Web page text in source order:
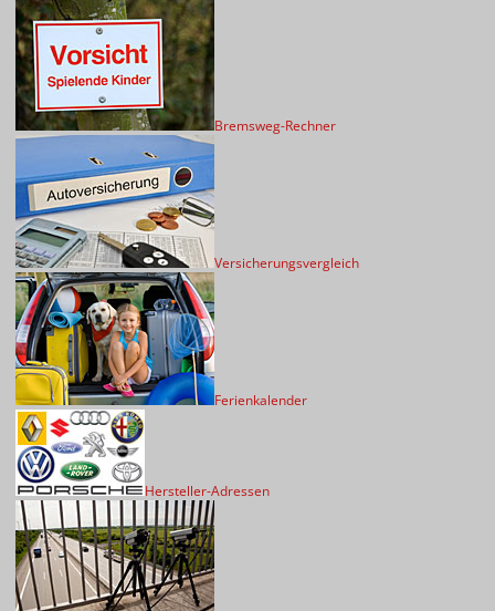
Bremsweg-Rechner
Versicherungsvergleich
Ferienkalender
Hersteller-Adressen